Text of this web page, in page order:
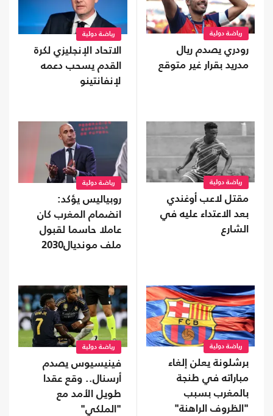
رياضة دولية
رودري يصدم ريال
مدريد بقرار غير متوقع
رياضة دولية
الاتحاد الإنجليزي لكرة
القدم يسحب دعمه
لإنفانتينو
رياضة دولية
مقتل لاعب أوغندي
بعد الاعتداء عليه في
الشارع
رياضة دولية
روبياليس يؤكد:
انضمام المغرب كان
عاملا حاسما لقبول
ملف مونديال2030
رياضة دولية
برشلونة يعلن إلغاء
مباراته في طنجة
بالمغرب بسبب
"الظروف الراهنة"
رياضة دولية
فينيسيوس يصدم
أرسنال.. وقع عقدا
طويل الأمد مع
"الملكي"